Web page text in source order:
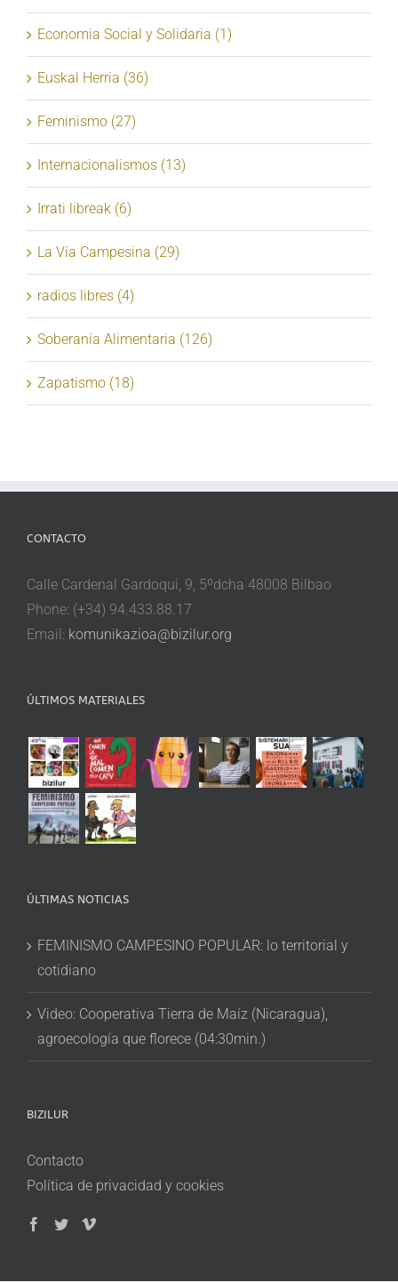
Economia Social y Solidaria (1)
Euskal Herria (36)
Feminismo (27)
Internacionalismos (13)
Irrati libreak (6)
La Vía Campesina (29)
radios libres (4)
Soberanía Alimentaria (126)
Zapatismo (18)
CONTACTO
Calle Cardenal Gardoqui, 9, 5ºdcha 48008 Bilbao
Phone: (+34) 94.433.88.17
Email: komunikazioa@bizilur.org
ÚLTIMOS MATERIALES
ÚLTIMAS NOTICIAS
FEMINISMO CAMPESINO POPULAR: lo territorial y
cotidiano
Video: Cooperativa Tierra de Maíz (Nicaragua),
agroecología que florece (04:30min.)
BIZILUR
Contacto
Política de privacidad y cookies